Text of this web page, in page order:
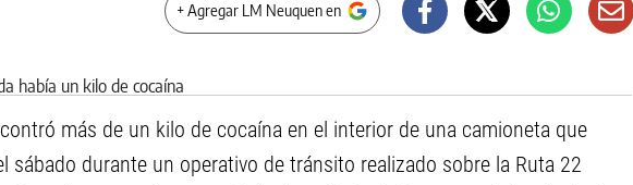
+ Agregar LM Neuquen en
más de un kilo de cocaína en el interior de una camioneta que
sábado durante un operativo de tránsito realizado sobre la Ruta 22